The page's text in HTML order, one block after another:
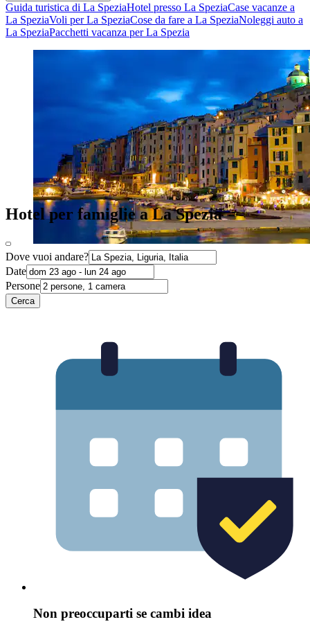
Guida turistica di La SpeziaHotel presso La SpeziaCase vacanze a
La SpeziaVoli per La SpeziaCose da fare a La SpeziaNoleggi auto a
La SpeziaPacchetti vacanza per La Spezia
Hotel per famiglie a La Spezia
Dove vuoi andare?
Date
Persone
Cerca
Non preoccuparti se cambi idea